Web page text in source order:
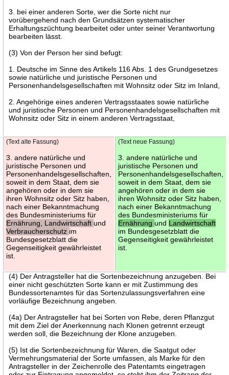
3. bei einer anderen Sorte, wer die Sorte nicht nur
vorübergehend nach den Grundsätzen systematischer
Erhaltungszüchtung bearbeitet oder unter seiner Verantwortung
bearbeiten lässt.
(3) Von der Person her sind befugt:
1. Deutsche im Sinne des Artikels 116 Abs. 1 des Grundgesetzes
sowie natürliche und juristische Personen und
Personenhandelsgesellschaften mit Wohnsitz oder Sitz im Inland,
2. Angehörige eines anderen Vertragsstaates sowie natürliche
und juristische Personen und Personenhandelsgesellschaften mit
Wohnsitz oder Sitz in einem anderen Vertragsstaat,
(Text alte Fassung)
3. andere natürliche und
juristische Personen und
Personenhandelsgesellschaften,
soweit in dem Staat, dem sie
angehören oder in dem sie
ihren Wohnsitz oder Sitz haben,
nach einer Bekanntmachung
des Bundesministeriums für
Ernährung, Landwirtschaftund
Verbraucherschutz im
Bundesgesetzblatt die
Gegenseitigkeit gewährleistet
ist.
(Text neue Fassung)
3. andere natürliche und
juristische Personen und
Personenhandelsgesellschaften,
soweit in dem Staat, dem sie
angehören oder in dem sie
ihren Wohnsitz oder Sitz haben,
nach einer Bekanntmachung
des Bundesministeriums für
Ernährungund Landwirtschaft
im Bundesgesetzblatt die
Gegenseitigkeit gewährleistet
ist.
(4) Der Antragsteller hat die Sortenbezeichnung anzugeben. Bei
einer nicht geschützten Sorte kann er mit Zustimmung des
Bundessortenamtes für das Sortenzulassungsverfahren eine
vorläufige Bezeichnung angeben.
(4a) Der Antragsteller hat bei Sorten von Rebe, deren Pflanzgut
mit dem Ziel der Anerkennung nach Klonen getrennt erzeugt
werden soll, die Bezeichnung der Klone anzugeben.
(5) Ist die Sortenbezeichnung für Waren, die Saatgut oder
Vermehrungsmaterial der Sorte umfassen, als Marke für den
Antragsteller in der Zeichenrolle des Patentamts eingetragen